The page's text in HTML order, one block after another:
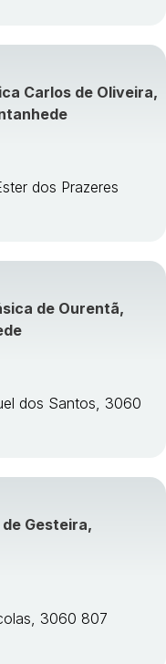
Carlos de Oliveira,
dos Prazeres
de Ourentã,
dos Santos, 3060
Gesteira,
3060 807